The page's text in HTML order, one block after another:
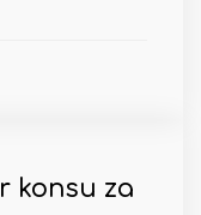
konsu za